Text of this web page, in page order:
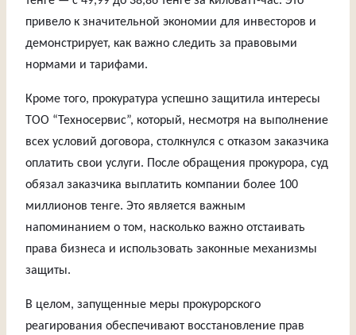
привело к значительной экономии для инвесторов и
демонстрирует, как важно следить за правовыми
нормами и тарифами.
Кроме того, прокуратура успешно защитила интересы
ТОО “Техносервис”, который, несмотря на выполнение
всех условий договора, столкнулся с отказом заказчика
оплатить свои услуги. После обращения прокурора, суд
обязал заказчика выплатить компании более 100
миллионов тенге. Это является важным
напоминанием о том, насколько важно отстаивать
права бизнеса и использовать законные механизмы
защиты.
В целом, запущенные меры прокурорского
реагирования обеспечивают восстановление прав